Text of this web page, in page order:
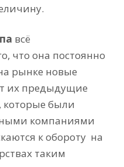
всё
что она постоянно
рынке новые
их предыдущие
которые были
компаниями
к обороту на
таким